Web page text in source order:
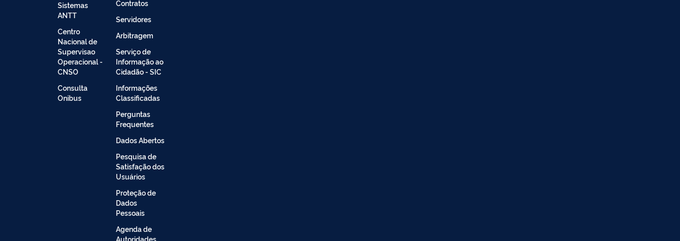
Sistemas
ANTT
Centro
Nacional de
Supervisao
Operacional -
CNSO
Consulta
Onibus
Contratos
Servidores
Arbitragem
Serviço de
Informação ao
Cidadão - SIC
Informações
Classificadas
Perguntas
Frequentes
Dados Abertos
Pesquisa de
Satisfação dos
Usuários
Proteção de
Dados
Pessoais
Agenda de
Autoridades